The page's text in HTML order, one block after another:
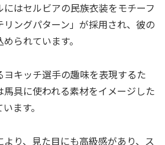
はセルビアの民族衣装をモチーフ
ングパターン」が採用され、彼の
られています。
ヨキッチ選手の趣味を表現するた
具に使われる素材をイメージした
ます。
り、見た目にも高級感があり、ス